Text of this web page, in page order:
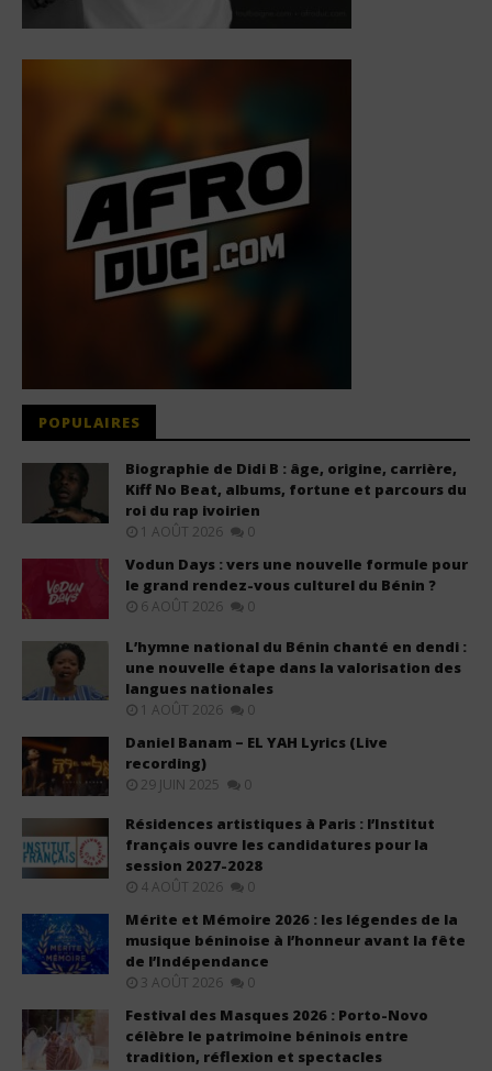
POPULAIRES
Biographie de Didi B : âge, origine, carrière,
Kiff No Beat, albums, fortune et parcours du
roi du rap ivoirien
1 AOÛT 2026 0
Vodun Days : vers une nouvelle formule pour
le grand rendez-vous culturel du Bénin ?
6 AOÛT 2026 0
L’hymne national du Bénin chanté en dendi :
une nouvelle étape dans la valorisation des
langues nationales
1 AOÛT 2026 0
Daniel Banam – EL YAH Lyrics (Live
recording)
29 JUIN 2025 0
Résidences artistiques à Paris : l’Institut
français ouvre les candidatures pour la
session 2027-2028
4 AOÛT 2026 0
Mérite et Mémoire 2026 : les légendes de la
musique béninoise à l’honneur avant la fête
de l’Indépendance
3 AOÛT 2026 0
Festival des Masques 2026 : Porto-Novo
célèbre le patrimoine béninois entre
tradition, réflexion et spectacles